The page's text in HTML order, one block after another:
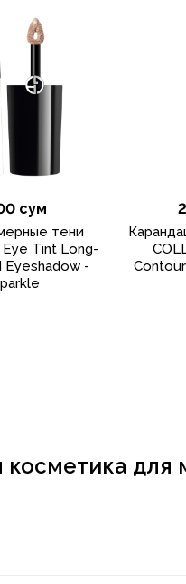
сум
тени
Tint Long-
Eyeshadow -
для